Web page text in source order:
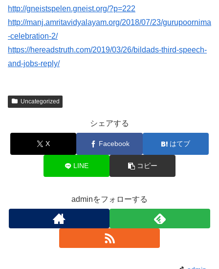
http://gneistspelen.gneist.org/?p=222
http://manj.amritavidyalayam.org/2018/07/23/gurupoornima
-celebration-2/
https://hereadstruth.com/2019/03/26/bildads-third-speech-
and-jobs-reply/
Uncategorized
シェアする
X Facebook はてブ
LINE コピー
adminをフォローする